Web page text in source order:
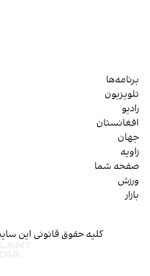
برنامه‌ها
تلویزیون
رادیو
افغانستان
جهان
زاویه
صفحه شما
ورزش
بازار
کلیه حقوق قانونی این